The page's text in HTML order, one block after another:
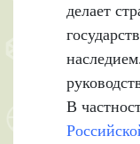
делает
В